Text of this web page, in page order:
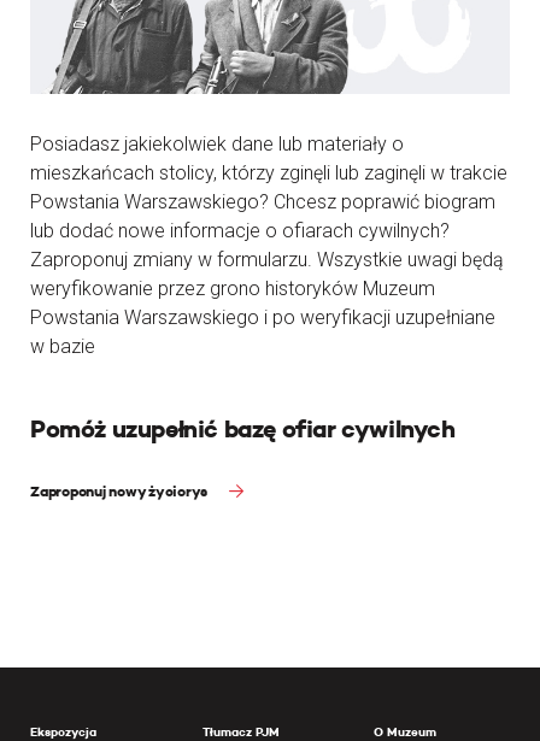
Posiadasz jakiekolwiek dane lub materiały o
mieszkańcach stolicy, którzy zginęli lub zaginęli w trakcie
Powstania Warszawskiego? Chcesz poprawić biogram
lub dodać nowe informacje o ofiarach cywilnych?
Zaproponuj zmiany w formularzu. Wszystkie uwagi będą
weryfikowanie przez grono historyków Muzeum
Powstania Warszawskiego i po weryfikacji uzupełniane
w bazie
Pomóż uzupełnić bazę ofiar cywilnych
Zaproponuj nowy życiorys
Ekspozycja Tłumacz PJM
O Muzeum